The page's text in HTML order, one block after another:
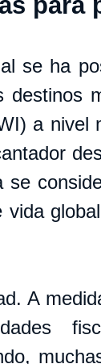
se ha
a nivel
se
A